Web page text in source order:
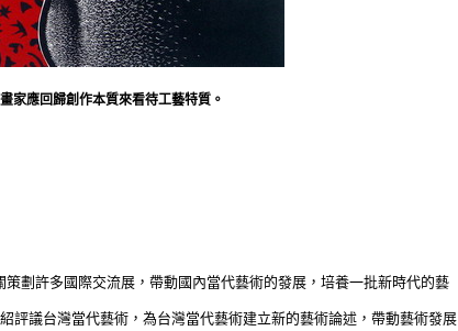
家應回歸創作本質來看待工藝特質。
劃許多國際交流展，帶動國內當代藝術的發展，培養一批新時代的藝
評議台灣當代藝術，為台灣當代藝術建立新的藝術論述，帶動藝術發展